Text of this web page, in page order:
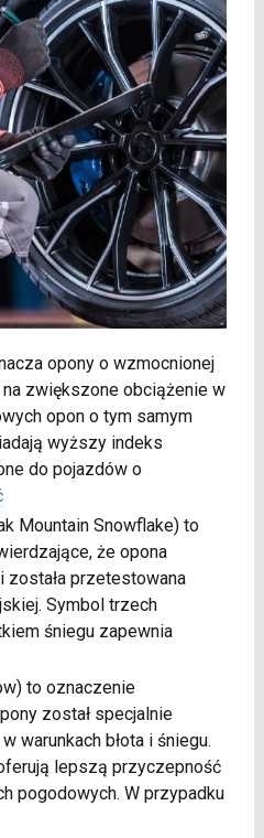
opony o wzmocnionej
zwiększone obciążenie w
opon o tym samym
wyższy indeks
do pojazdów o
Mountain Snowflake) to
że opona
została przetestowana
Symbol trzech
śniegu zapewnia
to oznaczenie
został specjalnie
warunkach błota i śniegu.
lepszą przyczepność
pogodowych. W przypadku